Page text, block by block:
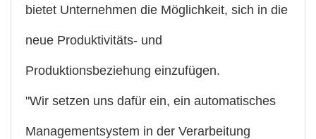
bietet Unternehmen die Möglichkeit, sich in die
neue Produktivitäts- und
Produktionsbeziehung einzufügen.
"Wir setzen uns dafür ein, ein automatisches
Managementsystem in der Verarbeitung